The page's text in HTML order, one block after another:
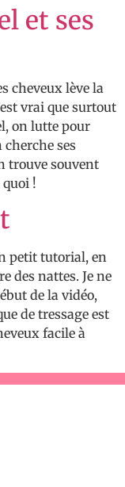
et ses
cheveux lève la
vrai que surtout
on lutte pour
ses
trouve souvent
!
petit tutorial, en
des nattes. Je ne
de la vidéo,
de tressage est
facile à